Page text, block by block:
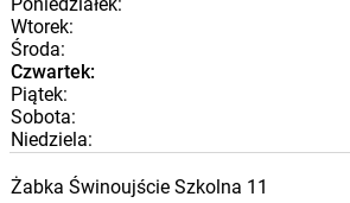
Wtorek:
Środa:
Czwartek:
Piątek:
Sobota:
Niedziela:
Żabka Świnoujście Szkolna 11